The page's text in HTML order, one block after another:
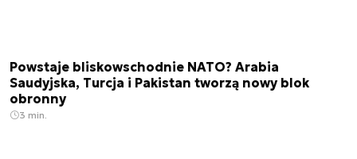
Powstaje bliskowschodnie NATO? Arabia
Saudyjska, Turcja i Pakistan tworzą nowy blok
obronny
3 min.